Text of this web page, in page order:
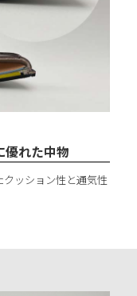
優れた中物
ッション性と通気性